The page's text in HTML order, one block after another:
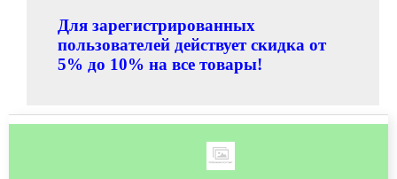
Для зарегистрированных
пользователей действует скидка от
5% до 10% на все товары!